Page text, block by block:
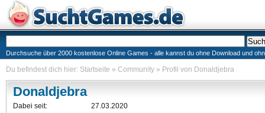
Durchsuche über 2000 kostenlose Online Games - alle kannst du ohne Download und
Du befindest dich hier: Startseite » Community » Profil von Donaldjebra
Donaldjebra
Dabei seit:
27.03.2020